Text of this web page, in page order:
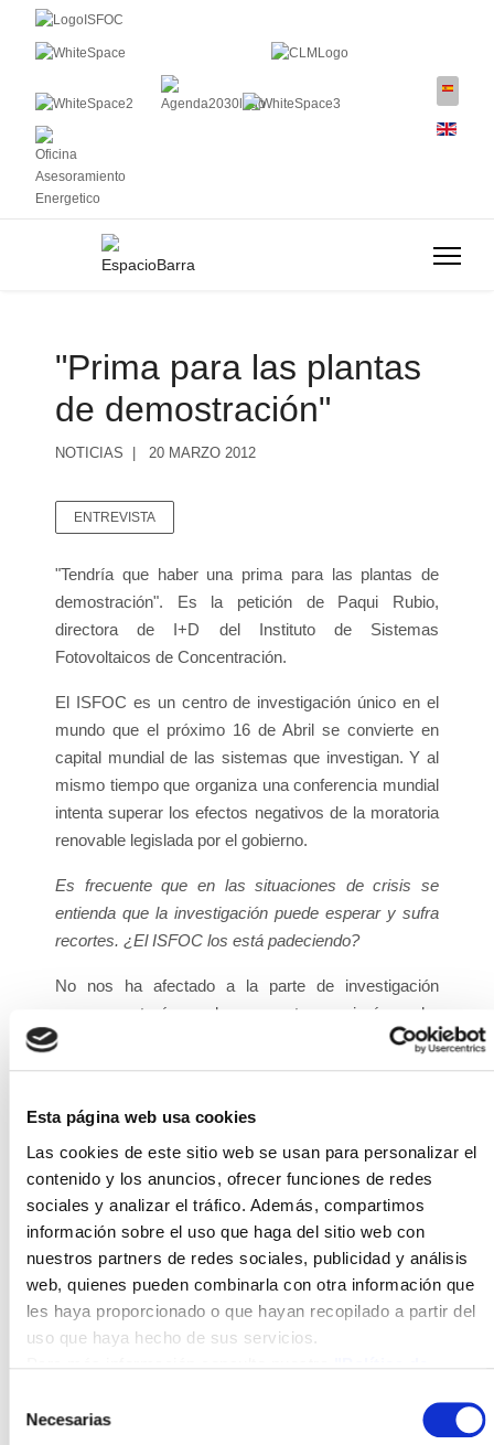
Esta página web usa cookies
Las cookies de este sitio web se usan para personalizar el
contenido y los anuncios, ofrecer funciones de redes
sociales y analizar el tráfico. Además, compartimos
información sobre el uso que haga del sitio web con
nuestros partners de redes sociales, publicidad y análisis
web, quienes pueden combinarla con otra información que
les haya proporcionado o que hayan recopilado a partir del
uso que haya hecho de sus servicios.
Necesarias
"Prima para las plantas
de demostración"
NOTICIAS 20 MARZO 2012
ENTREVISTA
"Tendría que haber una prima para las plantas de
demostración". Es la petición de Paqui Rubio,
directora de I+D del Instituto de Sistemas
Fotovoltaicos de Concentración.
El ISFOC es un centro de investigación único en el
mundo que el próximo 16 de Abril se convierte en
capital mundial de las sistemas que investigan. Y al
mismo tiempo que organiza una conferencia mundial
intenta superar los efectos negativos de la moratoria
renovable legislada por el gobierno.
Es frecuente que en las situaciones de crisis se
entienda que la investigación puede esperar y sufra
recortes. ¿El ISFOC los está padeciendo?
No nos ha afectado a la parte de investigación
porque ya teníamos los proyectos, peri sí nos ha
afectado de lleno la moratoria de renovables.
Teníamos plantas de demostración ya construidas a
habían entrado en cupo. Plantas de última tecnología
que llevaban dos años a la espera de entrar en la
tarifa. Esta es una de las fuentes de financiación que
esperábamos. El ISFOC se autofinancia a través de
proyectos y servicios, pero también es una parte
importante la electricidad generada por las plantas de
demostración. Ese dinero ya no lo vamos a tener.
¿Hay alternativa?
tiene un límite. No podemos aumentar los servicios
para recuperara ese dinero de un día para otro. Es